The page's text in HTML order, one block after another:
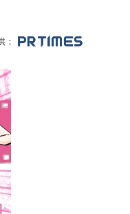
：